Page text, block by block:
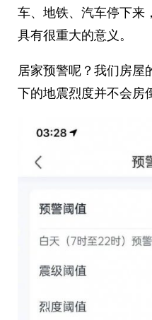
车、地铁、汽车停下来
具有很重大的意义。
居家预警呢？我们房屋
下的地震烈度并不会房